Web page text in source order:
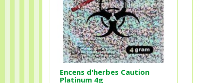
Encens d'herbes Caution
Platinum 4g